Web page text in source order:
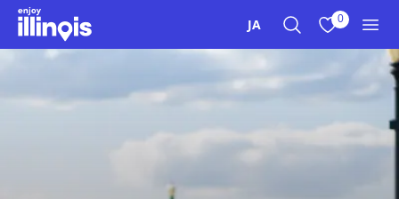
本文へスキップ
JA 0